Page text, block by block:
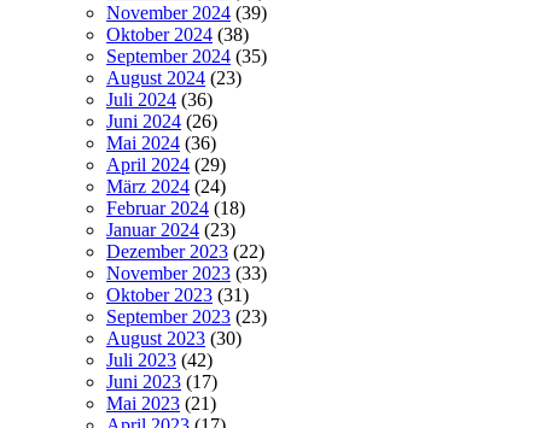
November 2024 (39)
Oktober 2024 (38)
September 2024 (35)
August 2024 (23)
Juli 2024 (36)
Juni 2024 (26)
Mai 2024 (36)
April 2024 (29)
März 2024 (24)
Februar 2024 (18)
Januar 2024 (23)
Dezember 2023 (22)
November 2023 (33)
Oktober 2023 (31)
September 2023 (23)
August 2023 (30)
Juli 2023 (42)
Juni 2023 (17)
Mai 2023 (21)